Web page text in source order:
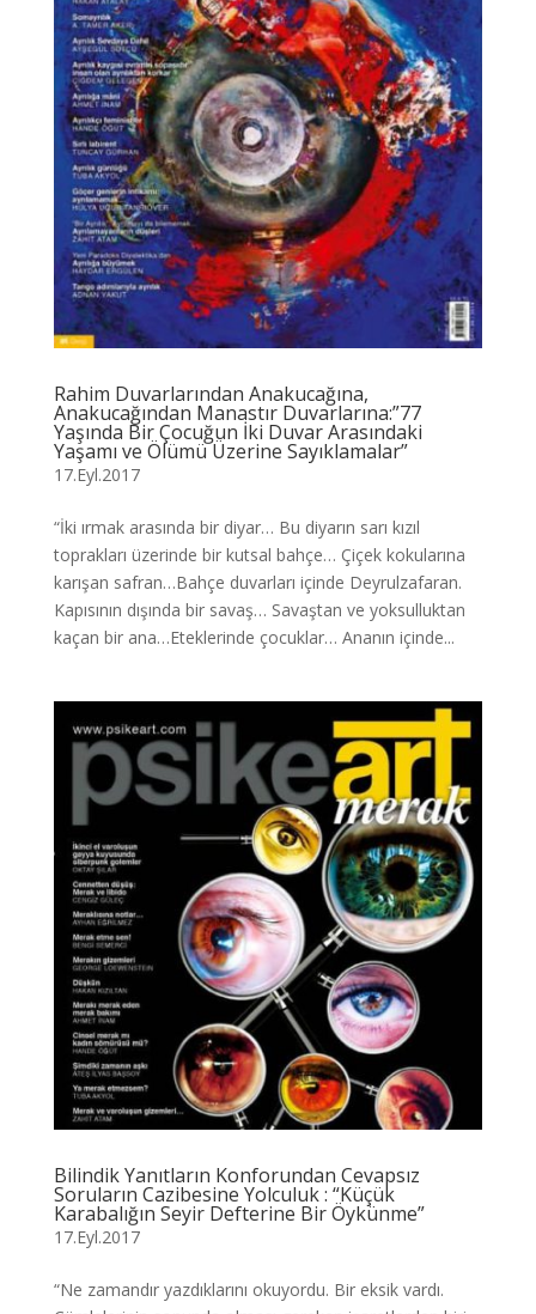
Rahim Duvarlarından Anakucağına,
Anakucağından Manastır Duvarlarına:”77
Yaşında Bir Çocuğun İki Duvar Arasındaki
Yaşamı ve Ölümü Üzerine Sayıklamalar”
17.Eyl.2017
“İki ırmak arasında bir diyar… Bu diyarın sarı kızıl
toprakları üzerinde bir kutsal bahçe… Çiçek kokularına
karışan safran…Bahçe duvarları içinde Deyrulzafaran.
Kapısının dışında bir savaş… Savaştan ve yoksulluktan
kaçan bir ana…Eteklerinde çocuklar… Ananın içinde...
Bilindik Yanıtların Konforundan Cevapsız
Soruların Cazibesine Yolculuk : “Küçük
Karabalığın Seyir Defterine Bir Öykünme”
17.Eyl.2017
“Ne zamandır yazdıklarını okuyordu. Bir eksik vardı.